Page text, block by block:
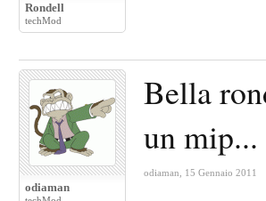
Rondell
techMod
odiaman
Bella
un mip...
odiaman 15 Gennaio 2011